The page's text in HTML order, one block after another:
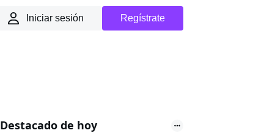
Iniciar sesión Regístrate
Destacado de hoy